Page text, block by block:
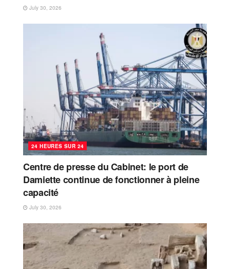
July 30, 2026
24 HEURES SUR 24
Centre de presse du Cabinet: le port de
Damiette continue de fonctionner à pleine
capacité
July 30, 2026